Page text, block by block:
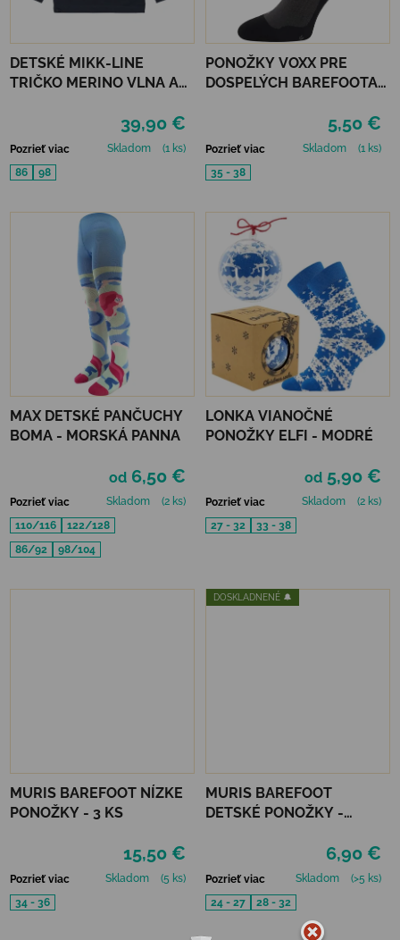
DETSKÉ MIKK-LINE
TRIČKO MERINO VLNA A
39,90 €
Pozrieť viac Skladom
(1 ks)
86
98
PONOŽKY VOXX PRE
DOSPELÝCH BAREFOOTAN
5,50 €
Pozrieť viac Skladom
(1 ks)
35 - 38
MAX DETSKÉ PANČUCHY
BOMA - MORSKÁ PANNA
od 6,50 €
Pozrieť viac Skladom
(2 ks)
110/116
122/128
86/92
98/104
LONKA VIANOČNÉ
PONOŽKY ELFI - MODRÉ
od 5,90 €
Pozrieť viac Skladom
(2 ks)
27 - 32
33 - 38
MURIS BAREFOOT NÍZKE
PONOŽKY - 3 KS
15,50 €
Pozrieť viac Skladom
(5 ks)
34 - 36
DOSKLADNENÉ 🔔
MURIS BAREFOOT
DETSKÉ PONOŽKY -
6,90 €
Pozrieť viac Skladom
(>5 ks)
24 - 27
28 - 32